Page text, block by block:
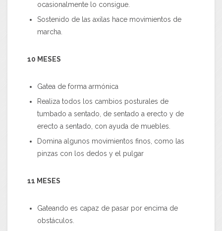
ocasionalmente lo consigue.
Sostenido de las axilas hace movimientos de
marcha.
10 MESES
Gatea de forma armónica
Realiza todos los cambios posturales de
tumbado a sentado, de sentado a erecto y de
erecto a sentado, con ayuda de muebles.
Domina algunos movimientos finos, como las
pinzas con los dedos y el pulgar
11 MESES
Gateando es capaz de pasar por encima de
obstáculos.